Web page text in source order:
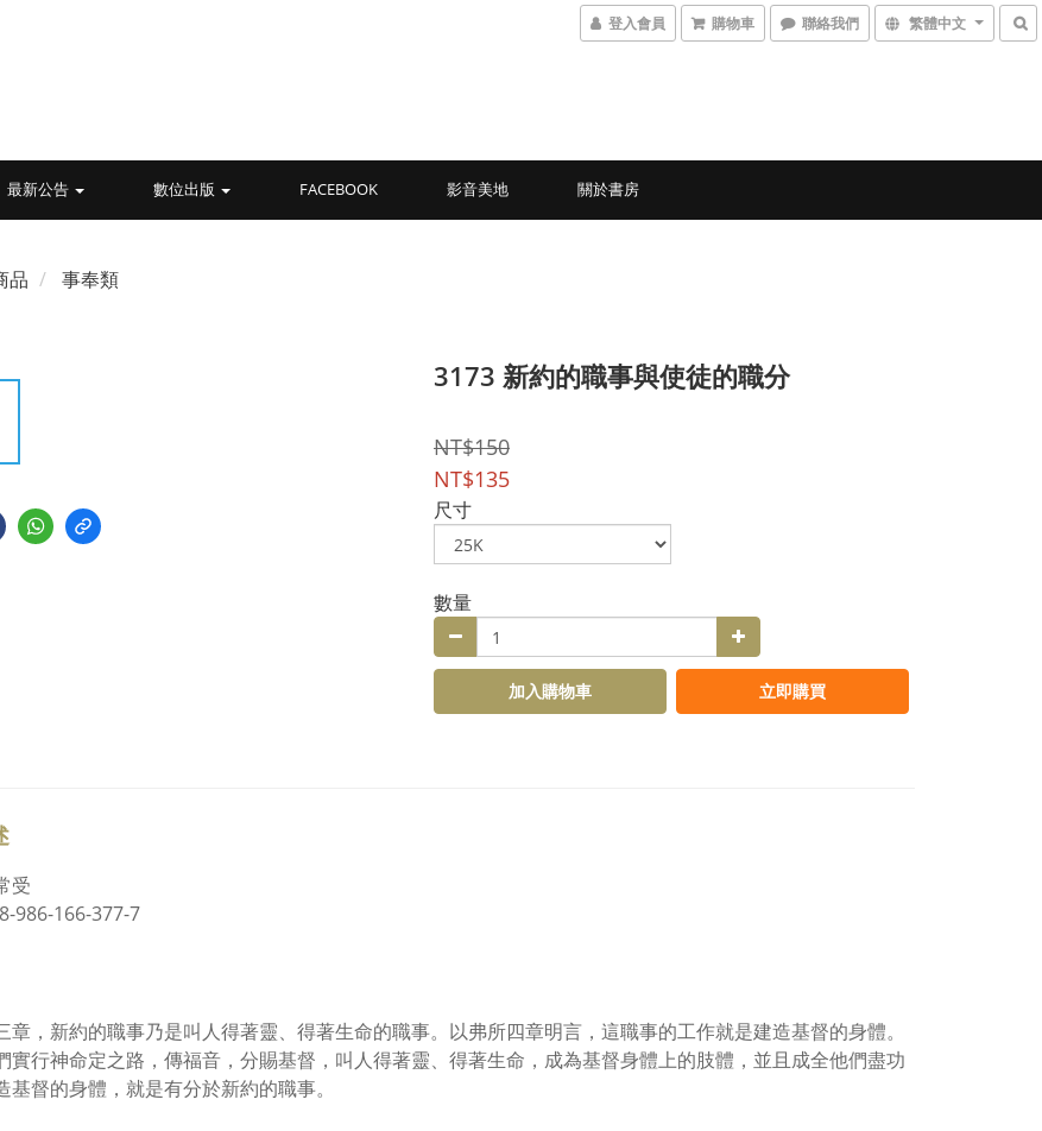
登入會員 購物車 聯絡我們 繁體中文
最新公告 數位出版 FACEBOOK 影音美地 關於書房
品 事奉類
3173 新約的職事與使徒的職分
NT$150
NT$135
尺寸
數量
加入購物車 立即購買
受
986-166-377-7
章，新約的職事乃是叫人得著靈、得著生命的職事。以弗所四章明言，這職事的工作就是建造基督的身體。
實行神命定之路，傳福音，分賜基督，叫人得著靈、得著生命，成為基督身體上的肢體，並且成全他們盡功
基督的身體，就是有分於新約的職事。